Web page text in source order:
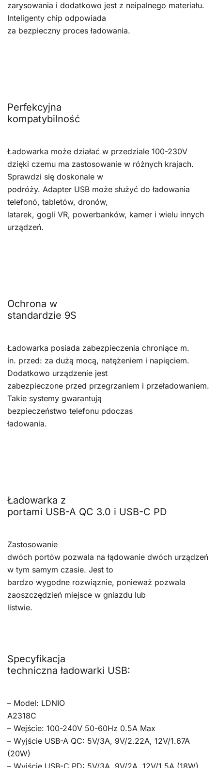
zarysowania i dodatkowo jest z neipalnego materiału.
Inteligenty chip odpowiada
za bezpieczny proces ładowania.
Perfekcyjna
kompatybilność
Ładowarka może działać w przedziale 100-230V
dzięki czemu ma zastosowanie w różnych krajach.
Sprawdzi się doskonale w
podróży. Adapter USB może służyć do ładowania
telefonó, tabletów, dronów,
latarek, gogli VR, powerbanków, kamer i wielu innych
urządzeń.
Ochrona w
standardzie 9S
Ładowarka posiada zabezpieczenia chroniące m.
in. przed: za dużą mocą, natężeniem i napięciem.
Dodatkowo urządzenie jest
zabezpieczone przed przegrzaniem i przeładowaniem.
Takie systemy gwarantują
bezpieczeństwo telefonu pdoczas
ładowania.
Ładowarka z
portami USB-A QC 3.0 i USB-C PD
Zastosowanie
dwóch portów pozwala na łądowanie dwóch urządzeń
w tym samym czasie. Jest to
bardzo wygodne rozwiąznie, ponieważ pozwala
zaoszczędzień miejsce w gniazdu lub
listwie.
Specyfikacja
techniczna ładowarki USB:
– Model: LDNIO
A2318C
– Wejście: 100-240V 50-60Hz 0.5A Max
– Wyjście USB-A QC: 5V/3A, 9V/2.22A, 12V/1.67A
(20W)